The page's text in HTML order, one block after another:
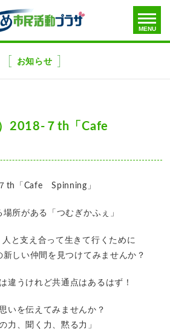
ニ
ば
toggle
menu
MENU
お知らせ
2018-７th「Cafe
th「Cafe Spinning」
所がある「つむぎかふぇ」
と支え合って生きて行くために
しい仲間を見つけてみませんか？
違うけれど共通点はあるはず！
いを伝えてみませんか？
力、聞く力、黙る力」